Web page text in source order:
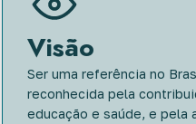
Visão
Ser uma referência no
reconhecida pela
educação e saúde, e pela